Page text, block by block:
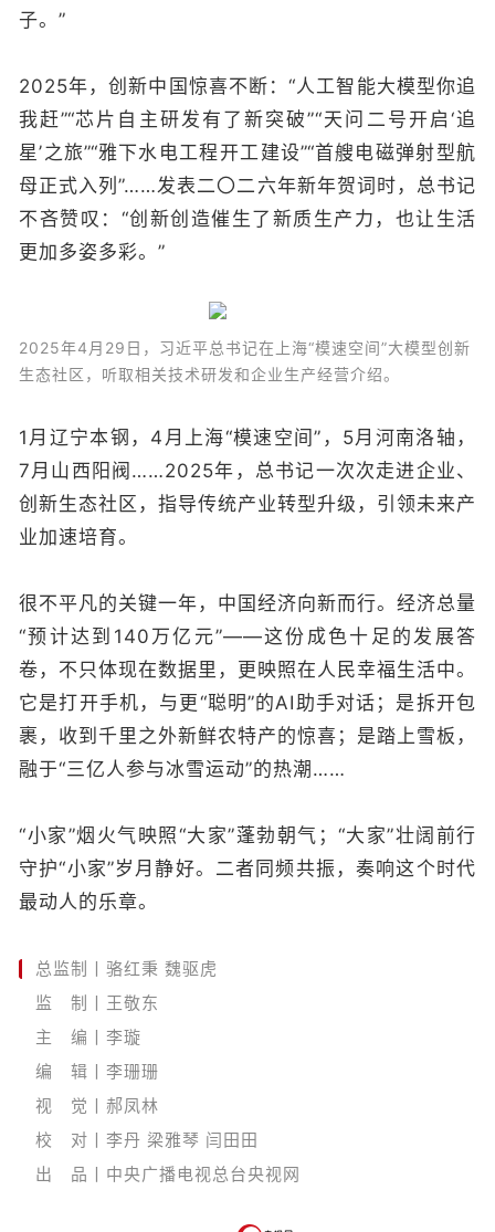
子。”
2025年，创新中国惊喜不断：“人工智能大模型你追
我赶”“芯片自主研发有了新突破”“天问二号开启‘追
星’之旅”“雅下水电工程开工建设”“首艘电磁弹射型航
母正式入列”……发表二〇二六年新年贺词时，总书记
不吝赞叹：“创新创造催生了新质生产力，也让生活
更加多姿多彩。”
2025年4月29日，习近平总书记在上海“模速空间”大模型创新
生态社区，听取相关技术研发和企业生产经营介绍。
1月辽宁本钢，4月上海“模速空间”，5月河南洛轴，
7月山西阳阀……2025年，总书记一次次走进企业、
创新生态社区，指导传统产业转型升级，引领未来产
业加速培育。
很不平凡的关键一年，中国经济向新而行。经济总量
“预计达到140万亿元”——这份成色十足的发展答
卷，不只体现在数据里，更映照在人民幸福生活中。
它是打开手机，与更“聪明”的AI助手对话；是拆开包
裹，收到千里之外新鲜农特产的惊喜；是踏上雪板，
融于“三亿人参与冰雪运动”的热潮……
“小家”烟火气映照“大家”蓬勃朝气；“大家”壮阔前行
守护“小家”岁月静好。二者同频共振，奏响这个时代
最动人的乐章。
总监制丨骆红秉 魏驱虎
监 制丨王敬东
主 编丨李璇
编 辑丨李珊珊
视 觉丨郝凤林
校 对丨李丹 梁雅琴 闫田田
出 品丨中央广播电视总台央视网